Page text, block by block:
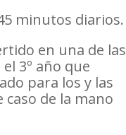
minutos diarios.
en una de las
3º año que
para los y las
de la mano